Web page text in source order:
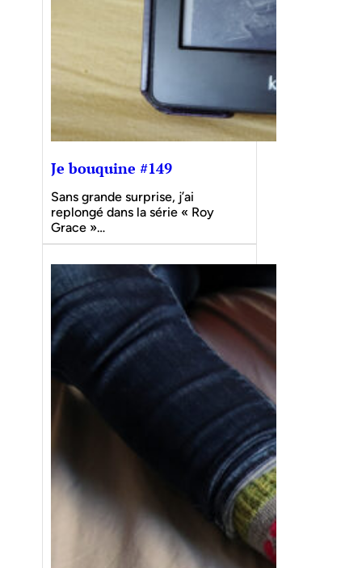
Je bouquine #149
Sans grande surprise, j’ai
replongé dans la série « Roy
Grace »…